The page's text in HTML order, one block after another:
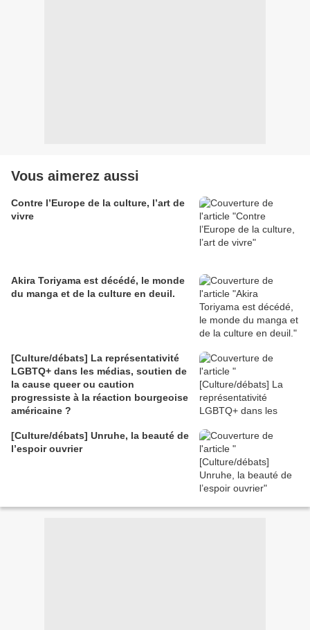
Vous aimerez aussi
Contre l’Europe de la culture, l’art de
vivre
Akira Toriyama est décédé, le monde
du manga et de la culture en deuil.
[Culture/débats] La représentativité
LGBTQ+ dans les médias, soutien de
la cause queer ou caution
progressiste à la réaction bourgeoise
américaine ?
[Culture/débats] Unruhe, la beauté de
l’espoir ouvrier